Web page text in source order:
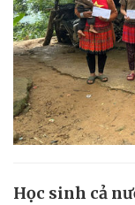
Học sinh cả